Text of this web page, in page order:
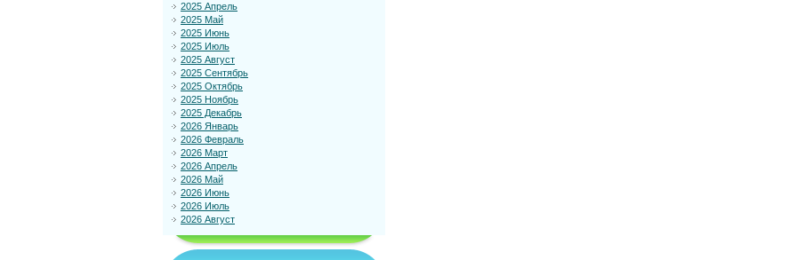
2025 Апрель
2025 Май
2025 Июнь
2025 Июль
2025 Август
2025 Сентябрь
2025 Октябрь
2025 Ноябрь
2025 Декабрь
2026 Январь
2026 Февраль
2026 Март
2026 Апрель
2026 Май
2026 Июнь
2026 Июль
2026 Август